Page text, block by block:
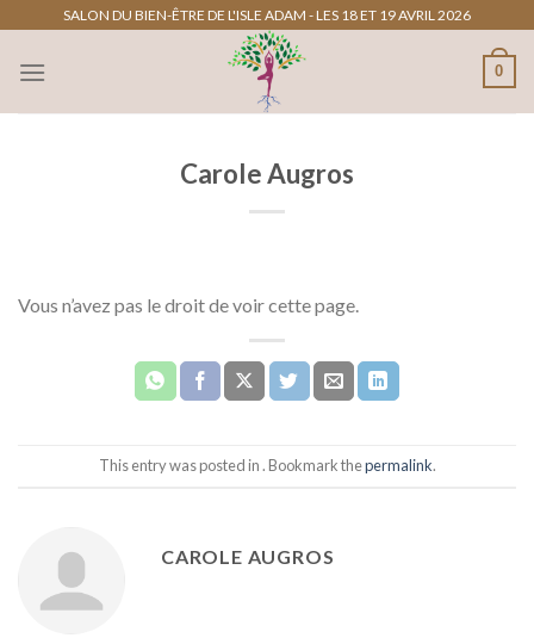
contenu
SALON DU BIEN-ÊTRE DE L'ISLE ADAM - LES 18 ET 19 AVRIL 2026
0
Carole Augros
Vous n’avez pas le droit de voir cette page.
This entry was posted in . Bookmark thepermalink.
CAROLE AUGROS